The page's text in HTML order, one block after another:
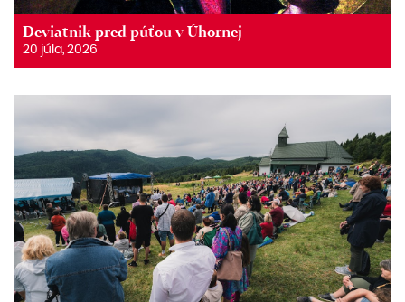
Deviatnik pred púťou v Úhornej
20 júla, 2026